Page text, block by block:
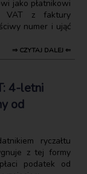
jako płatnikowi
VAT z faktury
numer i ująć
⇒ CZYTAJ DALEJ ⇐
4-letni
od
ryczałtu
z tej formy
podatek od